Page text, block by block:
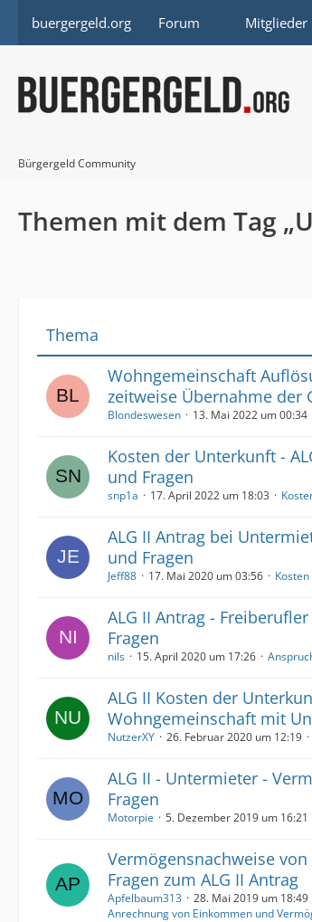
buergergeld.org Forum Mitglieder
Bürgergeld Community
Themen mit dem Tag
Thema
Wohngemeinschaft
zeitweise Übernahme der
Blondeswesen 13. Mai 2022 um 00:34
Kosten der Unterkunft -
und Fragen
snp1a 17. April 2022 um 18:03
ALG II Antrag bei
und Fragen
Jeff88 17. Mai 2020 um 03:56
ALG II Antrag -
Fragen
nils 15. April 2020 um 17:26
ALG II Kosten der
Wohngemeinschaft mit
NutzerXY 26. Februar 2020 um 12:19
ALG II - Untermieter -
Fragen
Motorpie 5. Dezember 2019 um 16:21
Vermögensnachweise
Fragen zum ALG II Antrag
Apfelbaum313
28. Mai 2019 um 18:49
Anrechnung von Einkommen und